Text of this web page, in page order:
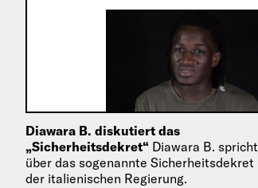
Diawara B. diskutiert das
„Sicherheitsdekret“ Diawara B. spricht
über das sogenannte Sicherheitsdekret
der italienischen Regierung.